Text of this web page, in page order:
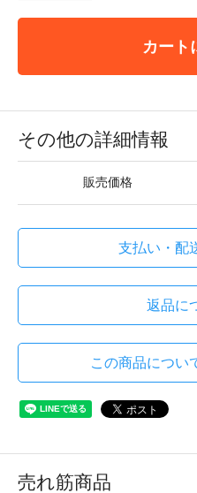
カート
その他の詳細情報
販売価格
支払い・配
返品に
この商品につい
売れ筋商品